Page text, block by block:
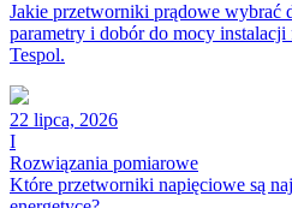
Jakie przetworniki prądowe wybrać
parametry i dobór do mocy
Tespol.
22 lipca, 2026
I
Rozwiązania pomiarowe
Które przetworniki napięciowe są